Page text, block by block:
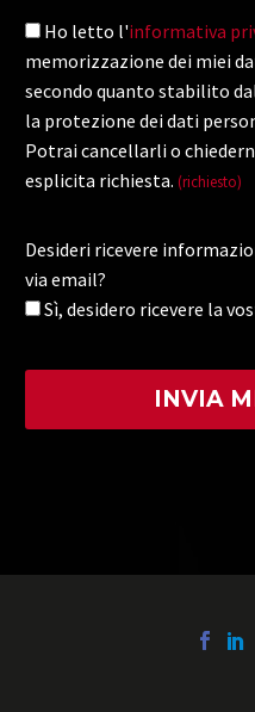
Ho letto l'informativa
memorizzazione dei miei
secondo quanto stabilito
la protezione dei dati
Potrai cancellarli o
esplicita richiesta. (richiesto)
Desideri ricevere
via email?
Sì, desidero ricevere la